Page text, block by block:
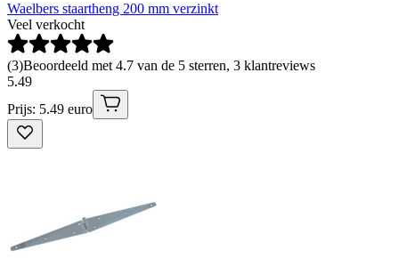
Waelbers staartheng 200 mm verzinkt
Veel verkocht
(3)Beoordeeld met 4.7 van de 5 sterren, 3 klantreviews
5.49
Prijs: 5.49 euro